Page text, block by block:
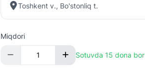
Toshkent v., Bo'stonliq t.
Miqdori
Sotuvda 15 dona bor